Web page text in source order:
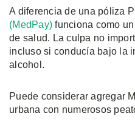
A diferencia de una póliza
(MedPay) funciona como
de salud. La culpa no
incluso si conducía bajo la
alcohol.
Puede considerar agregar
urbana con numerosos